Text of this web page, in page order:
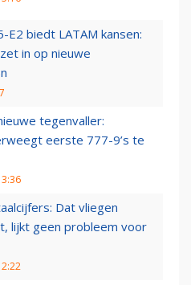
E2 biedt LATAM kansen:
in op nieuwe
tegenvaller:
eerste 777-9’s te
Dat vliegen
lijkt geen probleem voor